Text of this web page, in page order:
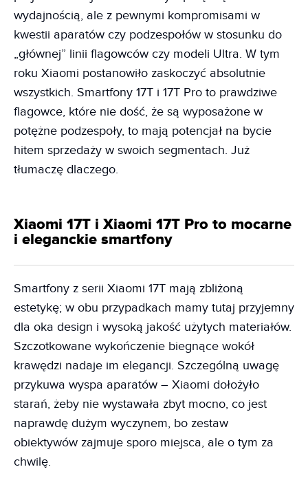
wydajnością, ale z pewnymi kompromisami w
kwestii aparatów czy podzespołów w stosunku do
„głównej” linii flagowców czy modeli Ultra. W tym
roku Xiaomi postanowiło zaskoczyć absolutnie
wszystkich. Smartfony 17T i 17T Pro to prawdziwe
flagowce, które nie dość, że są wyposażone w
potężne podzespoły, to mają potencjał na bycie
hitem sprzedaży w swoich segmentach. Już
tłumaczę dlaczego.
Xiaomi 17T i Xiaomi 17T Pro to mocarne
i eleganckie smartfony
Smartfony z serii Xiaomi 17T mają zbliżoną
estetykę; w obu przypadkach mamy tutaj przyjemny
dla oka design i wysoką jakość użytych materiałów.
Szczotkowane wykończenie biegnące wokół
krawędzi nadaje im elegancji. Szczególną uwagę
przykuwa wyspa aparatów – Xiaomi dołożyło
starań, żeby nie wystawała zbyt mocno, co jest
naprawdę dużym wyczynem, bo zestaw
obiektywów zajmuje sporo miejsca, ale o tym za
chwilę.